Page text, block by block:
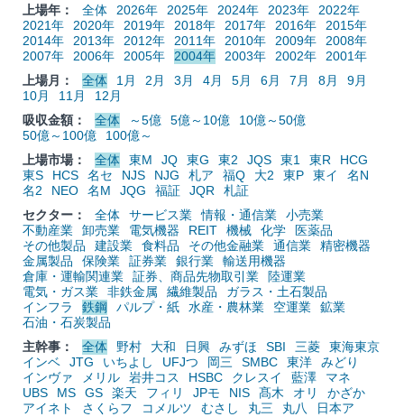
上場年：
全体 2026年 2025年 2024年 2023年
2022年
2021年
2020年 2019年 2018年 2017年 2016年
2015年
2014年
2013年 2012年 2011年 2010年 2009年
2008年
2007年
2006年 2005年 2004年 2003年 2002年
2001年
上場月：
全体 1月 2月 3月 4月 5月 6月 7月 8月
9月
10月
11月
12月
吸収金額：
全体 ～5億 5億～10億
10億～50億
50億～100億
100億～
上場市場：
全体 東M JQ 東G 東2 JQS 東1 東R
HCG
東S
HCS 名セ NJS NJG 札ア 福Q 大2 東P 東イ
名N
名2
NEO 名M JQG 福証 JQR
札証
セクター：
全体 サービス業 情報・通信業
小売業
不動産業
卸売業 電気機器 REIT 機械 化学
医薬品
その他製品
建設業 食料品 その他金融業 通信業
精密機器
金属製品
保険業 証券業 銀行業
輸送用機器
倉庫・運輸関連業
証券、商品先物取引業
陸運業
電気・ガス業
非鉄金属 繊維製品
ガラス・土石製品
インフラ
鉄鋼 パルプ・紙 水産・農林業 空運業
鉱業
石油・石炭製品
主幹事：
全体 野村 大和 日興 みずほ SBI 三菱
東海東京
インベ
JTG いちよし UFJつ 岡三 SMBC 東洋
みどり
インヴァ
メリル 岩井コス HSBC クレスイ 藍澤
マネ
UBS
MS GS 楽天 フィリ JPモ NIS 髙木 オリ
かざか
アイネト
さくらフ コメルツ むさし 丸三 丸八
日本ア